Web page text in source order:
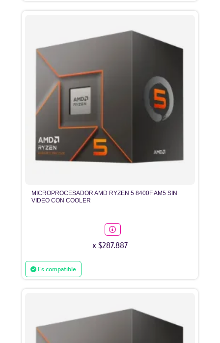
MICROPROCESADOR AMD RYZEN 5 8400F AM5 SIN
VIDEO CON COOLER
x $287.887
Es compatible